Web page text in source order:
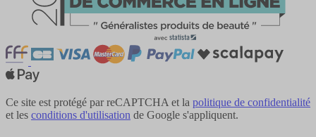
Ce site est protégé par reCAPTCHA et la politique de confidentialité
et les conditions d'utilisation de Google s'appliquent.